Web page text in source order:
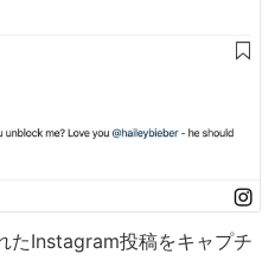
たInstagram投稿をキャプチ